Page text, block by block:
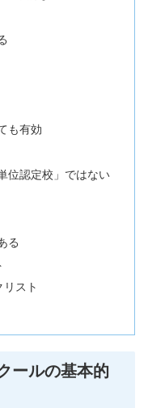
も有効
位認定校」ではない
る
スト
ールの基本的